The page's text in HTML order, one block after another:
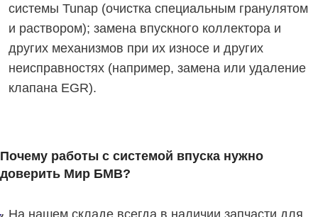
системы Tunap (очистка специальным гранулятом
и раствором); замена впускного коллектора и
других механизмов при их износе и других
неисправностях (например, замена или удаление
клапана EGR).
Почему работы с системой впуска нужно
доверить Мир БМВ?
На нашем складе всегда в наличии запчасти для